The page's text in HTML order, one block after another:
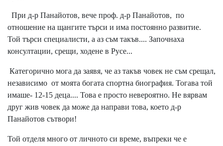
При д-р Панайотов, вече проф. д-р Панайотов, по
отношение на щангите търси и има постоянно развитие.
Той търси специалисти, а аз съм такъв.... Започнаха
консултации, срещи, ходене в Русе...
Категорично мога да заявя, че аз такъв човек не съм срещал,
независимо от моята богата спортна биография. Тогава той
имаше- 12-15 деца.... Това е просто невероятно. Не вярвам
друг жив човек да може да направи това, което д-р
Панайотов сътвори!
Той отделя много от личното си време, въпреки че е